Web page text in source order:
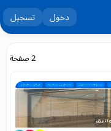
دخول تسجيل
2 صفحة